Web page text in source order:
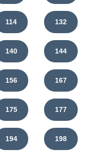
114 132
140 144
156 167
175 177
194 198